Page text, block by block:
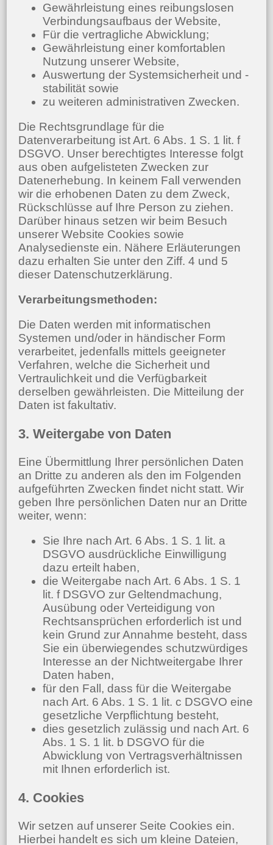
Gewährleistung eines reibungslosen
Verbindungsaufbaus der Website,
Für die vertragliche Abwicklung;
Gewährleistung einer komfortablen
Nutzung unserer Website,
Auswertung der Systemsicherheit und -
stabilität sowie
zu weiteren administrativen Zwecken.
Die Rechtsgrundlage für die
Datenverarbeitung ist Art. 6 Abs. 1 S. 1 lit. f
DSGVO. Unser berechtigtes Interesse folgt
aus oben aufgelisteten Zwecken zur
Datenerhebung. In keinem Fall verwenden
wir die erhobenen Daten zu dem Zweck,
Rückschlüsse auf Ihre Person zu ziehen.
Darüber hinaus setzen wir beim Besuch
unserer Website Cookies sowie
Analysedienste ein. Nähere Erläuterungen
dazu erhalten Sie unter den Ziff. 4 und 5
dieser Datenschutzerklärung.
Verarbeitungsmethoden:
Die Daten werden mit informatischen
Systemen und/oder in händischer Form
verarbeitet, jedenfalls mittels geeigneter
Verfahren, welche die Sicherheit und
Vertraulichkeit und die Verfügbarkeit
derselben gewährleisten. Die Mitteilung der
Daten ist fakultativ.
3. Weitergabe von Daten
Eine Übermittlung Ihrer persönlichen Daten
an Dritte zu anderen als den im Folgenden
aufgeführten Zwecken findet nicht statt. Wir
geben Ihre persönlichen Daten nur an Dritte
weiter, wenn:
Sie Ihre nach Art. 6 Abs. 1 S. 1 lit. a
DSGVO ausdrückliche Einwilligung
dazu erteilt haben,
die Weitergabe nach Art. 6 Abs. 1 S. 1
lit. f DSGVO zur Geltendmachung,
Ausübung oder Verteidigung von
Rechtsansprüchen erforderlich ist und
kein Grund zur Annahme besteht, dass
Sie ein überwiegendes schutzwürdiges
Interesse an der Nichtweitergabe Ihrer
Daten haben,
für den Fall, dass für die Weitergabe
nach Art. 6 Abs. 1 S. 1 lit. c DSGVO eine
gesetzliche Verpflichtung besteht,
dies gesetzlich zulässig und nach Art. 6
Abs. 1 S. 1 lit. b DSGVO für die
Abwicklung von Vertragsverhältnissen
mit Ihnen erforderlich ist.
4. Cookies
Wir setzen auf unserer Seite Cookies ein.
Hierbei handelt es sich um kleine Dateien,